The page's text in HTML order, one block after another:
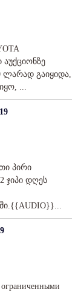
აუქციონზე
ლარად გაიყიდა,
...
პირი
ჯიპი დღეს
ограниченными